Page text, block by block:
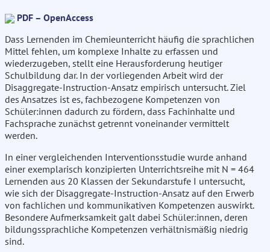
PDF – OpenAccess
Dass Lernenden im Chemieunterricht häufig die sprachlichen
Mittel fehlen, um komplexe Inhalte zu erfassen und
wiederzugeben, stellt eine Herausforderung heutiger
Schulbildung dar. In der vorliegenden Arbeit wird der
Disaggregate-Instruction-Ansatz empirisch untersucht. Ziel
des Ansatzes ist es, fachbezogene Kompetenzen von
Schüler:innen dadurch zu fördern, dass Fachinhalte und
Fachsprache zunächst getrennt voneinander vermittelt
werden.
In einer vergleichenden Interventionsstudie wurde anhand
einer exemplarisch konzipierten Unterrichtsreihe mit N = 464
Lernenden aus 20 Klassen der Sekundarstufe I untersucht,
wie sich der Disaggregate-Instruction-Ansatz auf den Erwerb
von fachlichen und kommunikativen Kompetenzen auswirkt.
Besondere Aufmerksamkeit galt dabei Schüler:innen, deren
bildungssprachliche Kompetenzen verhältnismäßig niedrig
sind.